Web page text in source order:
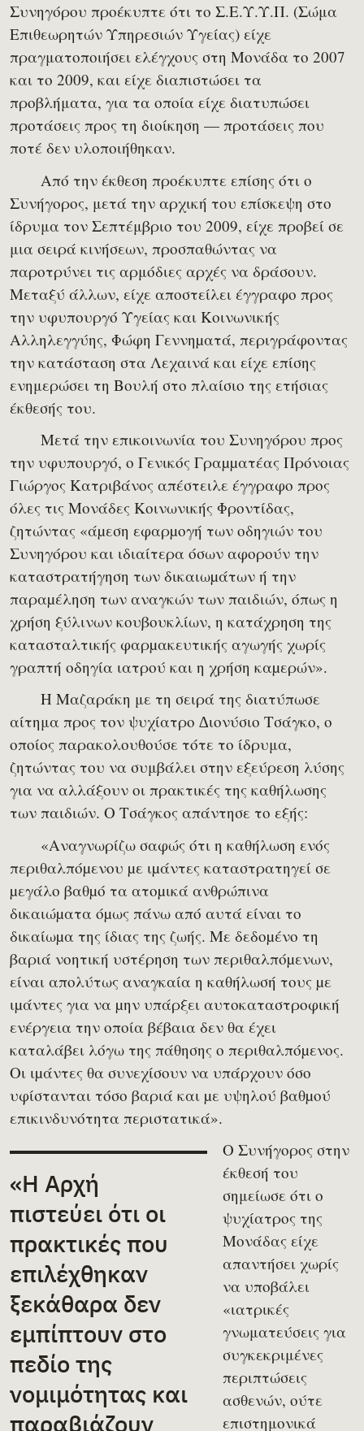
Συνηγόρου προέκυπτε ότι το Σ.Ε.Υ.Υ.Π. (Σώμα
Επιθεωρητών Υπηρεσιών Υγείας) είχε
πραγματοποιήσει ελέγχους στη Μονάδα το 2007
και το 2009, και είχε διαπιστώσει τα
προβλήματα, για τα οποία είχε διατυπώσει
προτάσεις προς τη διοίκηση — προτάσεις που
ποτέ δεν υλοποιήθηκαν.
Από την έκθεση προέκυπτε επίσης ότι o
Συνήγορος, μετά την αρχική του επίσκεψη στο
ίδρυμα τον Σεπτέμβριο του 2009, είχε προβεί σε
μια σειρά κινήσεων, προσπαθώντας να
παροτρύνει τις αρμόδιες αρχές να δράσουν.
Μεταξύ άλλων, είχε αποστείλει έγγραφο προς
την υφυπουργό Υγείας και Κοινωνικής
Αλληλεγγύης, Φώφη Γεννηµατά, περιγράφοντας
την κατάσταση στα Λεχαινά και είχε επίσης
ενημερώσει τη Βουλή στο πλαίσιο της ετήσιας
έκθεσής του.
Μετά την επικοινωνία του Συνηγόρου προς
την υφυπουργό, ο Γενικός Γραµµατέας Πρόνοιας
Γιώργος Κατριβάνος απέστειλε έγγραφο προς
όλες τις Μονάδες Κοινωνικής Φροντίδας,
ζητώντας «άµεση εφαρµογή των οδηγιών του
Συνηγόρου και ιδιαίτερα όσων αφορούν την
καταστρατήγηση των δικαιωµάτων ή την
παραµέληση των αναγκών των παιδιών, όπως η
χρήση ξύλινων κουβουκλίων, η κατάχρηση της
κατασταλτικής φαρµακευτικής αγωγής χωρίς
γραπτή οδηγία ιατρού και η χρήση καµερών».
Η Μαζαράκη με τη σειρά της διατύπωσε
αίτημα προς τον ψυχίατρο ∆ιονύσιο Τσάγκο, ο
οποίος παρακολουθούσε τότε το ίδρυμα,
ζητώντας του να συμβάλει στην εξεύρεση λύσης
για να αλλάξουν οι πρακτικές της καθήλωσης
των παιδιών. Ο Τσάγκος απάντησε το εξής:
«Αναγνωρίζω σαφώς ότι η καθήλωση ενός
περιθαλπόµενου µε ιµάντες καταστρατηγεί σε
µεγάλο βαθµό τα ατοµικά ανθρώπινα
δικαιώµατα όµως πάνω από αυτά είναι το
δικαίωµα της ίδιας της ζωής. Με δεδοµένο τη
βαριά νοητική υστέρηση των περιθαλπόµενων,
είναι απολύτως αναγκαία η καθήλωσή τους µε
ιµάντες για να µην υπάρξει αυτοκαταστροφική
ενέργεια την οποία βέβαια δεν θα έχει
καταλάβει λόγω της πάθησης ο περιθαλπόµενος.
Οι ιµάντες θα συνεχίσουν να υπάρχουν όσο
υφίστανται τόσο βαριά και µε υψηλού βαθµού
επικινδυνότητα περιστατικά».
«Η Αρχή
πιστεύει ότι οι
πρακτικές που
επιλέχθηκαν
ξεκάθαρα δεν
εμπίπτουν στο
πεδίο της
νομιμότητας και
παραβιάζουν
Ο Συνήγορος στην
έκθεσή του
σημείωσε ότι ο
ψυχίατρος της
Μονάδας είχε
απαντήσει χωρίς
να υποβάλει
«ιατρικές
γνωματεύσεις για
συγκεκριμένες
περιπτώσεις
ασθενών, ούτε
επιστημονικά